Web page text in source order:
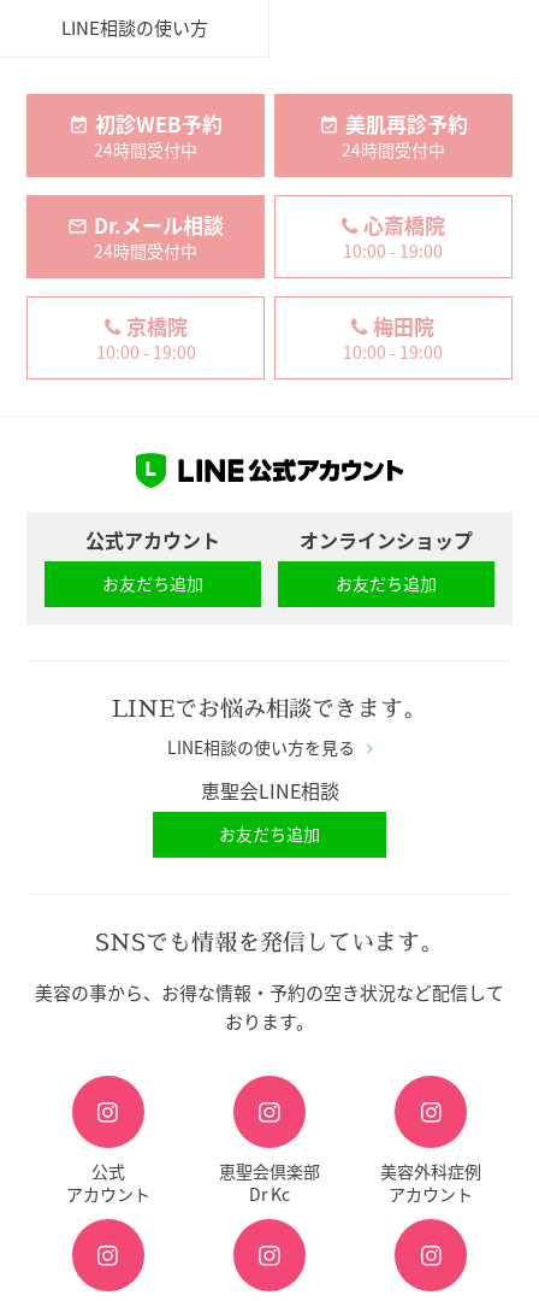
LINE相談の使い方
初診WEB予約
24時間受付中
美肌再診予約
24時間受付中
Dr.メール相談
24時間受付中
心斎橋院
10:00 - 19:00
京橋院
10:00 - 19:00
梅田院
10:00 - 19:00
公式アカウント
お友だち追加
オンラインショップ
お友だち追加
LINEでお悩み相談できます。
LINE相談の使い方を見る
恵聖会LINE相談
お友だち追加
SNSでも情報を発信しています。
美容の事から、お得な情報・予約の空き状況など配信して
おります。
公式
アカウント
恵聖会倶楽部
Dr Kc
美容外科症例
アカウント